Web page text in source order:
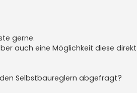
gerne.
auch eine Möglichkeit diese
Selbstbaureglern abgefragt?